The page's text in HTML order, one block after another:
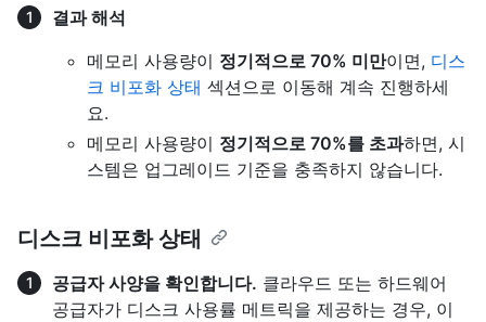
결과 해석
메모리 사용량이 정기적으로 70% 미만이면, 디스
크 비포화 상태 섹션으로 이동해 계속 진행하세
요.
메모리 사용량이 정기적으로 70%를 초과하면, 시
스템은 업그레이드 기준을 충족하지 않습니다.
디스크 비포화 상태
공급자 사양을 확인합니다. 클라우드 또는 하드웨어
공급자가 디스크 사용률 메트릭을 제공하는 경우, 이